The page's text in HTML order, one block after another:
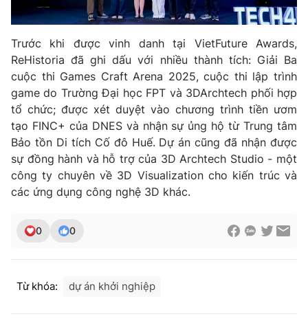
Ðiện thoại Thời báo VTV:024.66 897 897
Email:toasoan@vtv.vn
Liên hệ quảng cáo: 024-7300.7108
® Cấm sao chép dưới mọi hình thức nếu không có sự chấp
Trước khi được vinh danh tại VietFuture Awards,
ReHistoria đã ghi dấu với nhiều thành tích: Giải Ba
cuộc thi Games Craft Arena 2025, cuộc thi lập trình
game do Trường Đại học FPT và 3DArchtech phối hợp
tổ chức; được xét duyệt vào chương trình tiền ươm
tạo FINC+ của DNES và nhận sự ủng hộ từ Trung tâm
Bảo tồn Di tích Cố đô Huế. Dự án cũng đã nhận được
sự đồng hành và hỗ trợ của 3D Archtech Studio - một
công ty chuyên về 3D Visualization cho kiến trúc và
các ứng dụng công nghệ 3D khác.
0 0
Từ khóa: dự án khởi nghiệp